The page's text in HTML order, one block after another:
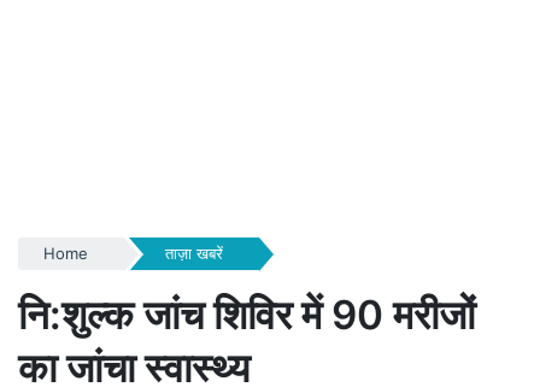
Home ताज़ा खबरें
नि:शुल्क जांच शिविर में 90 मरीजों
का जांचा स्वास्थ्य